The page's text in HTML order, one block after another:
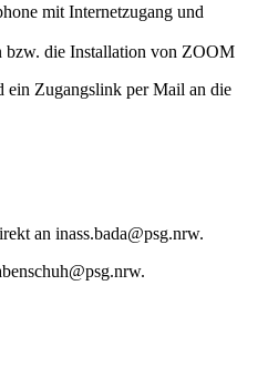
mit Internetzugang und
bzw. die Installation von ZOOM
ein Zugangslink per Mail an die
an inass.bada@psg.nrw.